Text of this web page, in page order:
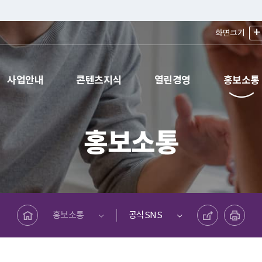
화면크기 +
사업안내 콘텐츠지식 열린경영 홍보소통
홍보소통
메인페이지로 바로가기
홍보소통
공식SNS
공유하기 프린트하기